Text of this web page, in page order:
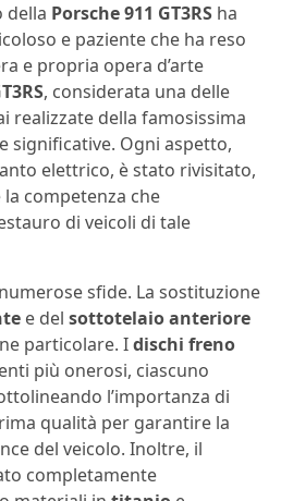
della Porsche 911 GT3RS ha
e paziente che ha reso
e propria opera d’arte
, considerata una delle
realizzate della famosissima
significative. Ogni aspetto,
elettrico, è stato rivisitato,
competenza che
di veicoli di tale
sfide. La sostituzione
e del sottotelaio anteriore
particolare. Idischi freno
più onerosi, ciascuno
l’importanza di
qualità per garantire la
del veicolo. Inoltre, il
completamente